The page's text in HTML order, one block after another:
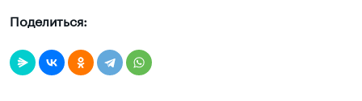
Поделиться: